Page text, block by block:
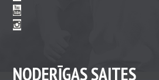
NODERĪGAS SAITES